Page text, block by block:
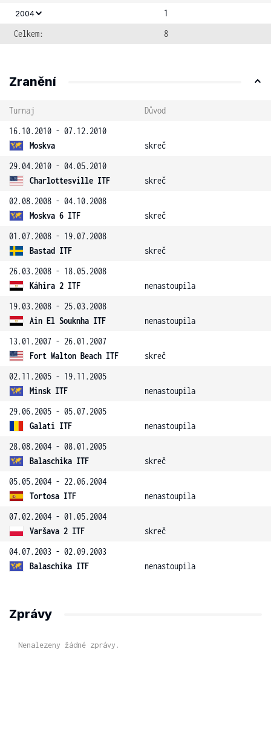
2004
1
Celkem:
8
Zranění
Turnaj
Důvod
16.10.2010 - 07.12.2010
Moskva
skreč
29.04.2010 - 04.05.2010
Charlottesville ITF
skreč
02.08.2008 - 04.10.2008
Moskva 6 ITF
skreč
01.07.2008 - 19.07.2008
Bastad ITF
skreč
26.03.2008 - 18.05.2008
Káhira 2 ITF
nenastoupila
19.03.2008 - 25.03.2008
Ain El Souknha ITF
nenastoupila
13.01.2007 - 26.01.2007
Fort Walton Beach ITF
skreč
02.11.2005 - 19.11.2005
Minsk ITF
nenastoupila
29.06.2005 - 05.07.2005
Galati ITF
nenastoupila
28.08.2004 - 08.01.2005
Balaschika ITF
skreč
05.05.2004 - 22.06.2004
Tortosa ITF
nenastoupila
07.02.2004 - 01.05.2004
Varšava 2 ITF
skreč
04.07.2003 - 02.09.2003
Balaschika ITF
nenastoupila
Zprávy
Nenalezeny žádné zprávy.